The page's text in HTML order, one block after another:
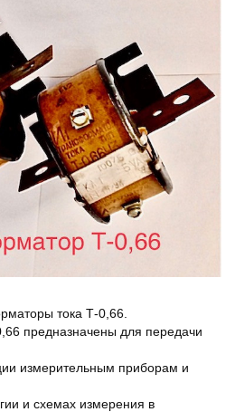
тока Т-0,66.
предназначены для передачи
измерительным приборам и
и схемах измерения в